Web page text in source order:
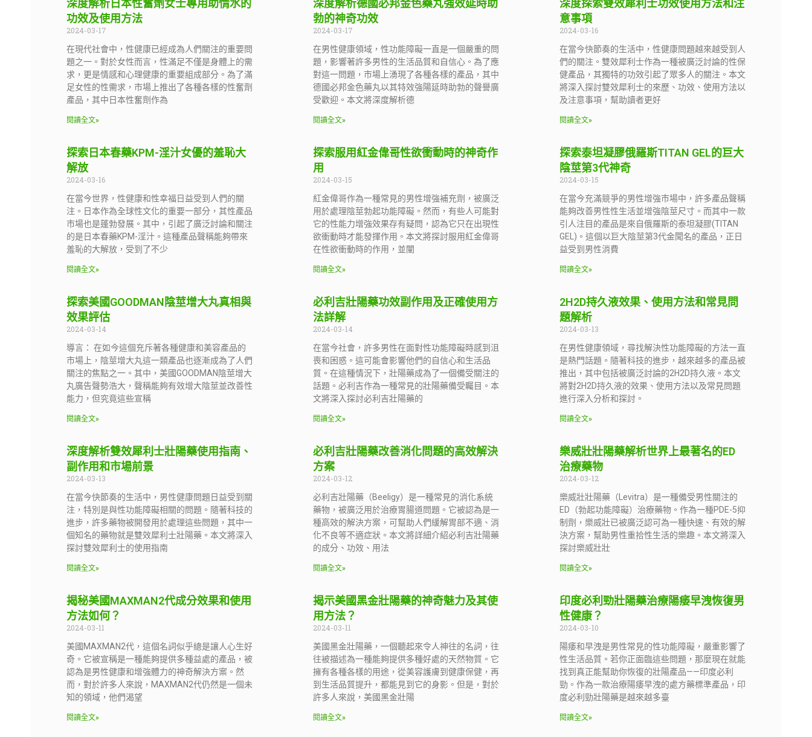
深度解析日本性奮劑女士專用助情水的
功效及使用方法
2024-03-17
在現代社會中，性健康已經成為人們關注的重要問
題之一。對於女性而言，性滿足不僅是身體上的需
求，更是情感和心理健康的重要組成部分。為了滿
足女性的性需求，市場上推出了各種各樣的性奮劑
產品，其中日本性奮劑作為
閱讀全文»
深度解析德國必邦金色藥丸強效延時助
勃的神奇功效
2024-03-17
在男性健康領域，性功能障礙一直是一個嚴重的問
題，影響著許多男性的生活品質和自信心。為了應
對這一問題，市場上湧現了各種各樣的產品，其中
德國必邦金色藥丸以其特效強陽延時助勃的聲譽廣
受歡迎。本文將深度解析德
閱讀全文»
深度探索雙效犀利士功效使用方法和注
意事項
2024-03-16
在當今快節奏的生活中，性健康問題越來越受到人
們的關注。雙效犀利士作為一種被廣泛討論的性保
健產品，其獨特的功效引起了眾多人的關注。本文
將深入探討雙效犀利士的來歷、功效、使用方法以
及注意事項，幫助讀者更好
閱讀全文»
探索日本春藥KPM-淫汁女優的羞恥大
解放
2024-03-16
在當今世界，性健康和性幸福日益受到人們的關
注。日本作為全球性文化的重要一部分，其性產品
市場也是蓬勃發展。其中，引起了廣泛討論和關注
的是日本春藥KPM-淫汁。這種產品聲稱能夠帶來
羞恥的大解放，受到了不少
閱讀全文»
探索服用紅金偉哥性欲衝動時的神奇作
用
2024-03-15
紅金偉哥作為一種常見的男性增強補充劑，被廣泛
用於處理陰莖勃起功能障礙。然而，有些人可能對
它的性能力增強效果存有疑問，認為它只在出現性
欲衝動時才能發揮作用。本文將探討服用紅金偉哥
在性欲衝動時的作用，並闡
閱讀全文»
探索泰坦凝膠俄羅斯TITAN GEL的巨大
陰莖第3代神奇
2024-03-15
在當今充滿競爭的男性增強市場中，許多產品聲稱
能夠改善男性性生活並增強陰莖尺寸。而其中一款
引人注目的產品是來自俄羅斯的泰坦凝膠(TITAN
GEL)。這個以巨大陰莖第3代金聞名的產品，正日
益受到男性消費
閱讀全文»
探索美國GOODMAN陰莖增大丸真相與
效果評估
2024-03-14
導言： 在如今這個充斥著各種健康和美容產品的
市場上，陰莖增大丸這一類產品也逐漸成為了人們
關注的焦點之一。其中，美國GOODMAN陰莖增大
丸廣告聲勢浩大，聲稱能夠有效增大陰莖並改善性
能力，但究竟這些宣稱
閱讀全文»
必利吉壯陽藥功效副作用及正確使用方
法詳解
2024-03-14
在當今社會，許多男性在面對性功能障礙時感到沮
喪和困惑。這可能會影響他們的自信心和生活品
質。在這種情況下，壯陽藥成為了一個備受關注的
話題。必利吉作為一種常見的壯陽藥備受矚目。本
文將深入探討必利吉壯陽藥的
閱讀全文»
2H2D持久液效果、使用方法和常見問
題解析
2024-03-13
在男性健康領域，尋找解決性功能障礙的方法一直
是熱門話題。隨著科技的進步，越來越多的產品被
推出，其中包括被廣泛討論的2H2D持久液。本文
將對2H2D持久液的效果、使用方法以及常見問題
進行深入分析和探討。
閱讀全文»
深度解析雙效犀利士壯陽藥使用指南、
副作用和市場前景
2024-03-13
在當今快節奏的生活中，男性健康問題日益受到關
注，特別是與性功能障礙相關的問題。隨著科技的
進步，許多藥物被開發用於處理這些問題，其中一
個知名的藥物就是雙效犀利士壯陽藥。本文將深入
探討雙效犀利士的使用指南
閱讀全文»
必利吉壯陽藥改善消化問題的高效解決
方案
2024-03-12
必利吉壯陽藥（Beeligy）是一種常見的消化系統
藥物，被廣泛用於治療胃腸道問題。它被認為是一
種高效的解決方案，可幫助人們緩解胃部不適、消
化不良等不適症狀。本文將詳細介紹必利吉壯陽藥
的成分、功效、用法
閱讀全文»
樂威壯壯陽藥解析世界上最著名的ED
治療藥物
2024-03-12
樂威壯壯陽藥（Levitra）是一種備受男性關注的
ED（勃起功能障礙）治療藥物。作為一種PDE-5抑
制劑，樂威壯已被廣泛認可為一種快速、有效的解
決方案，幫助男性重拾性生活的樂趣。本文將深入
探討樂威壯壯
閱讀全文»
揭秘美國MAXMAN2代成分效果和使用
方法如何？
2024-03-11
美國MAXMAN2代，這個名詞似乎總是讓人心生好
奇。它被宣稱是一種能夠提供多種益處的產品，被
認為是男性健康和增強體力的神奇解決方案。然
而，對於許多人來說，MAXMAN2代仍然是一個未
知的領域，他們渴望
閱讀全文»
揭示美國黑金壯陽藥的神奇魅力及其使
用方法？
2024-03-11
美國黑金壯陽藥，一個聽起來令人神往的名詞，往
往被描述為一種能夠提供多種好處的天然物質。它
擁有各種各樣的用途，從美容護膚到健康保健，再
到生活品質提升，都能見到它的身影。但是，對於
許多人來說，美國黑金壯陽
閱讀全文»
印度必利勁壯陽藥治療陽痿早洩恢復男
性健康？
2024-03-10
陽痿和早洩是男性常見的性功能障礙，嚴重影響了
性生活品質。若你正面臨這些問題，那麼現在就能
找到真正能幫助你恢復的壯陽產品——印度必利
勁。作為一款治療陽痿早洩的處方藥標準產品，印
度必利勁壯陽藥是越來越多臺
閱讀全文»